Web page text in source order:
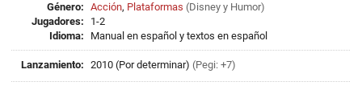
Género: Acción, Plataformas (Disney y Humor)
Jugadores:
1-2
Idioma:
Manual en español y textos en español
Lanzamiento: 2010 (Por determinar) (Pegi: +7)